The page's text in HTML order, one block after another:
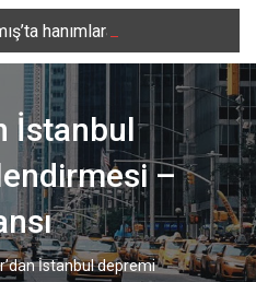
hanımlara yönelik
İstanbul
–
İstanbul depremi